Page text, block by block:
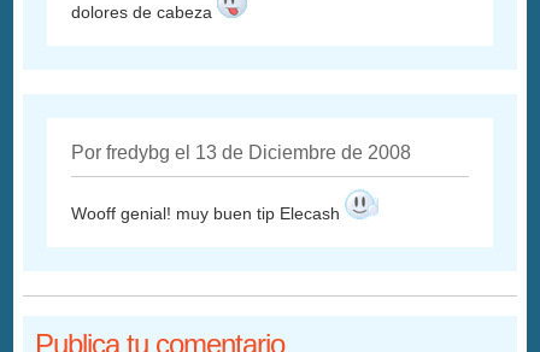
dolores de cabeza
Por fredybg el 13 de Diciembre de 2008
Wooff genial! muy buen tip Elecash
Publica tu comentario